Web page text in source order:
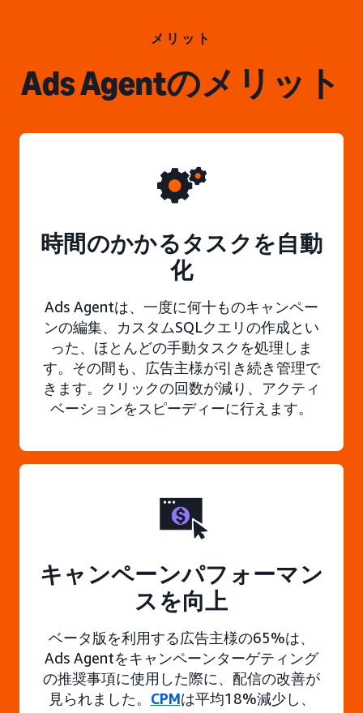
メリット
Ads Agentのメリット
時間のかかるタスクを自動
化
Ads Agentは、一度に何十ものキャンペー
ンの編集、カスタムSQLクエリの作成とい
った、ほとんどの手動タスクを処理しま
す。その間も、広告主様が引き続き管理で
きます。クリックの回数が減り、アクティ
ベーションをスピーディーに行えます。
キャンペーンパフォーマン
スを向上
ベータ版を利用する広告主様の65%は、
Ads Agentをキャンペーンターゲティング
の推奨事項に使用した際に、配信の改善が
見られました。 CPMは平均18%減少し、